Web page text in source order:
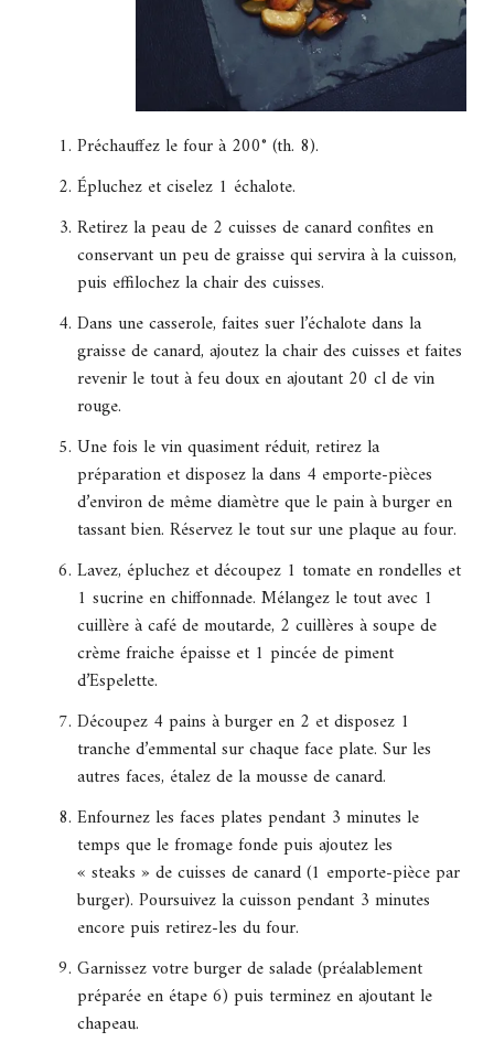
Préchauffez le four à 200° (th. 8).
Épluchez et ciselez 1 échalote.
Retirez la peau de 2 cuisses de canard confites en
conservant un peu de graisse qui servira à la cuisson,
puis effilochez la chair des cuisses.
Dans une casserole, faites suer l’échalote dans la
graisse de canard, ajoutez la chair des cuisses et faites
revenir le tout à feu doux en ajoutant 20 cl de vin
rouge.
Une fois le vin quasiment réduit, retirez la
préparation et disposez la dans 4 emporte-pièces
d’environ de même diamètre que le pain à burger en
tassant bien. Réservez le tout sur une plaque au four.
Lavez, épluchez et découpez 1 tomate en rondelles et
1 sucrine en chiffonnade. Mélangez le tout avec 1
cuillère à café de moutarde, 2 cuillères à soupe de
crème fraiche épaisse et 1 pincée de piment
d’Espelette.
Découpez 4 pains à burger en 2 et disposez 1
tranche d’emmental sur chaque face plate. Sur les
autres faces, étalez de la mousse de canard.
Enfournez les faces plates pendant 3 minutes le
temps que le fromage fonde puis ajoutez les
« steaks » de cuisses de canard (1 emporte-pièce par
burger). Poursuivez la cuisson pendant 3 minutes
encore puis retirez-les du four.
Garnissez votre burger de salade (préalablement
préparée en étape 6) puis terminez en ajoutant le
chapeau.